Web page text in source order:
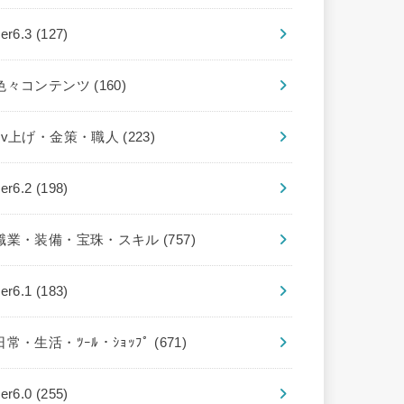
(127)
々コンテンツ (160)
上げ・金策・職人 (223)
(198)
業・装備・宝珠・スキル (757)
(183)
常・生活・ﾂｰﾙ・ｼｮｯﾌﾟ (671)
(255)